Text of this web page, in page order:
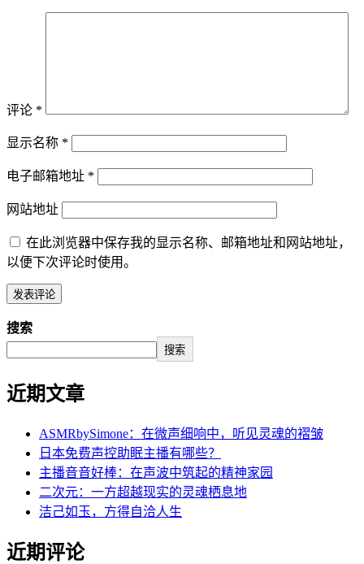
评论 *
显示名称 *
电子邮箱地址 *
网站地址
在此浏览器中保存我的显示名称、邮箱地址和网站地址，
以便下次评论时使用。
搜索
搜索
近期文章
ASMRbySimone：在微声细响中，听见灵魂的褶皱
日本免费声控助眠主播有哪些？
主播音音好棒：在声波中筑起的精神家园
二次元：一方超越现实的灵魂栖息地
洁己如玉，方得自洽人生
近期评论